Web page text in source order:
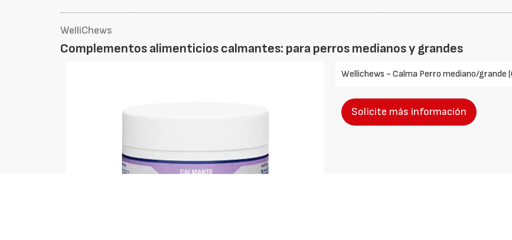
WelliChews
Complementos alimenticios calmantes: para perros medianos y grandes
Wellichews - Calma Perro mediano/grande
Solicite más información